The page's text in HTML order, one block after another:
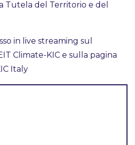
Tutela del Territorio e del
in live streaming sul
Climate-KIC e sulla pagina
Italy